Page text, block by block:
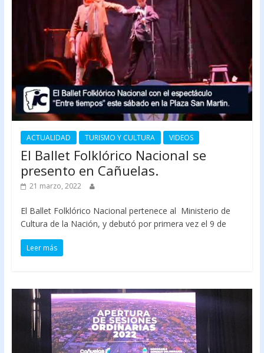
ACTUALIDAD TURISMO Y CULTURA VIDEOS
El Ballet Folklórico Nacional se
presento en Cañuelas.
21 marzo, 2022
El Ballet Folklórico Nacional pertenece al Ministerio de
Cultura de la Nación, y debutó por primera vez el 9 de
Leer más